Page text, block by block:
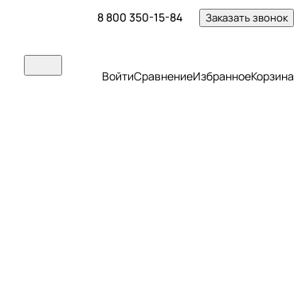
8 800 350-15-84 Заказать звонок
ВойтиСравнениеИзбранноеКорзина